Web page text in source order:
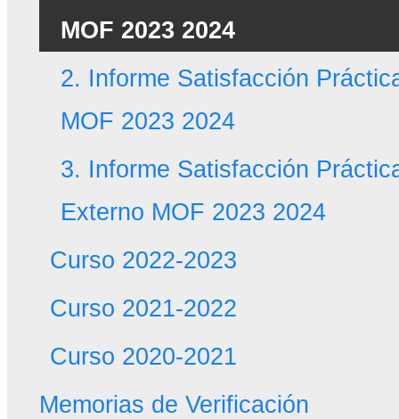
MOF 2023 2024
2. Informe Satisfacción
MOF 2023 2024
3. Informe Satisfacción
Externo MOF 2023 2024
Curso 2022-2023
Curso 2021-2022
Curso 2020-2021
Memorias de Verificación